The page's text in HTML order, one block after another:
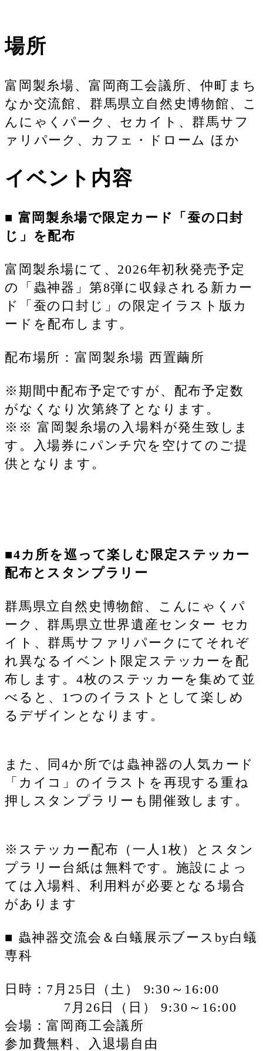
場所
富岡製糸場、富岡商工会議所、仲町まち
なか交流館、群馬県立自然史博物館、こ
んにゃくパーク、セカイト、群馬サフ
ァリパーク、カフェ・ドローム ほか
イベント内容
■ 富岡製糸場で限定カード「蚕の口封
じ」を配布
富岡製糸場にて、2026年初秋発売予定
の「蟲神器」第8弾に収録される新カー
ド「蚕の口封じ」の限定イラスト版カ
ードを配布します。
配布場所：富岡製糸場 西置繭所
※期間中配布予定ですが、配布予定数
がなくなり次第終了となります。
※※ 富岡製糸場の入場料が発生致しま
す。入場券にパンチ穴を空けてのご提
供となります。
■4カ所を巡って楽しむ限定ステッカー
配布とスタンプラリー
群馬県立自然史博物館、こんにゃくパ
ーク、群馬県立世界遺産センター セカ
イト、群馬サファリパークにてそれぞ
れ異なるイベント限定ステッカーを配
布します。4枚のステッカーを集めて並
べると、1つのイラストとして楽しめ
るデザインとなります。
また、同4か所では蟲神器の人気カード
「カイコ」のイラストを再現する重ね
押しスタンプラリーも開催致します。
※ステッカー配布（一人1枚）とスタン
プラリー台紙は無料です。施設によっ
ては入場料、利用料が必要となる場合
があります
■ 蟲神器交流会＆白蟻展示ブースby白蟻
専科
日時：7月25日（土） 9:30～16:00
7月26日（日） 9:30～16:00
会場：富岡商工会議所
参加費無料、入退場自由